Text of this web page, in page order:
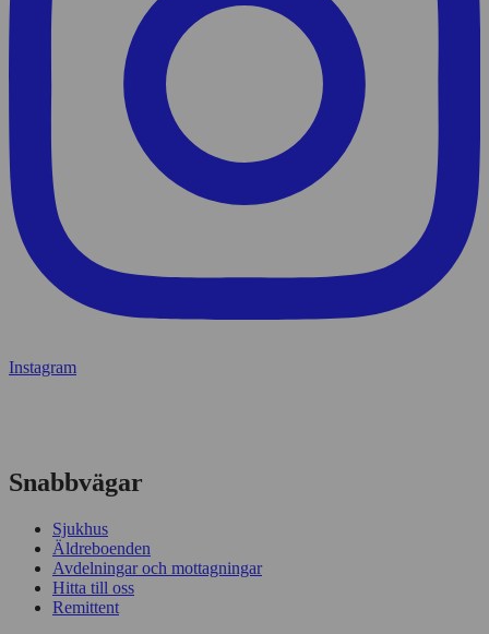
Instagram
Snabbvägar
Sjukhus
Äldreboenden
Avdelningar och mottagningar
Hitta till oss
Remittent